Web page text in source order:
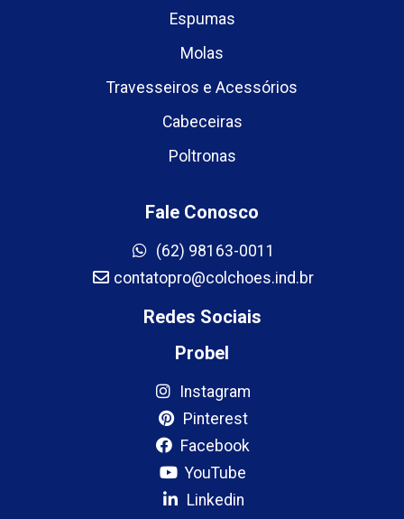
Espumas
Molas
Travesseiros e Acessórios
Cabeceiras
Poltronas
Fale Conosco
(62) 98163-0011
contatopro@colchoes.ind.br
Redes Sociais
Probel
Instagram
Pinterest
Facebook
YouTube
Linkedin